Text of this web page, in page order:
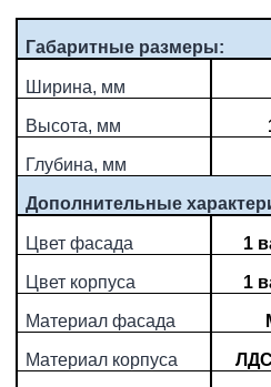
Габаритные размеры:
Ширина, мм
Высота, мм
Глубина, мм
Дополнительные
Цвет фасада 1
Цвет корпуса 1
Материал фасада
Материал корпуса